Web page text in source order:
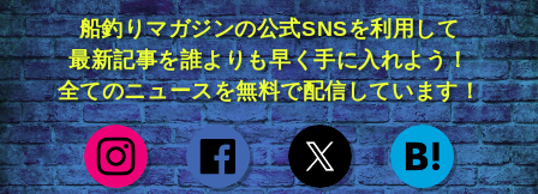
船釣りマガジンの公式SNSを利用して
最新記事を誰よりも早く手に入れよう！
全てのニュースを無料で配信しています！